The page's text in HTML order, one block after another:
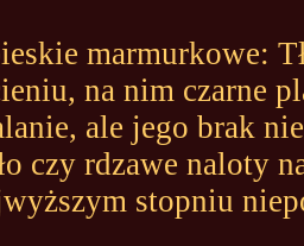
marmurkowe:
na nim czarne
ale jego brak
czy rdzawe naloty
stopniu